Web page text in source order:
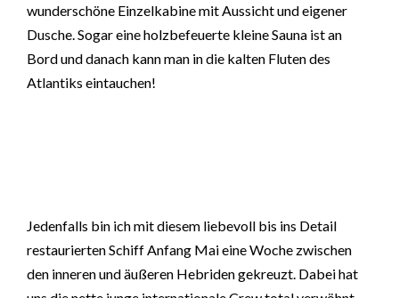
wunderschöne Einzelkabine mit Aussicht und eigener
Dusche. Sogar eine holzbefeuerte kleine Sauna ist an
Bord und danach kann man in die kalten Fluten des
Atlantiks eintauchen!
Jedenfalls bin ich mit diesem liebevoll bis ins Detail
restaurierten Schiff Anfang Mai eine Woche zwischen
den inneren und äußeren Hebriden gekreuzt. Dabei hat